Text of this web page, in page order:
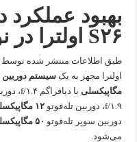
بهبود
S۲۶ اولترا در نور کم
طبق اطلاعات منتشر شده توسط
اولترا مجهز به یکسیستم دوربین
مگاپیکسلی با دیافراگم f/۱.۴، دوربین فوق عریض
f/۱.۹، دوربین تله‌فوتو
۱۲ مگاپیکسلی
دوربین سوپر تله‌فوتو ۵۰ مگاپیکسلی
می‌شود.